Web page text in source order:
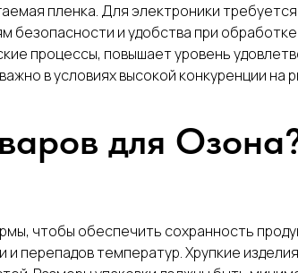
пленка. Для электроники
безопасности и удобства при
процессы, повышает уровень
в условиях высокой конкуренции на
для
чтобы обеспечить сохранность
перепадов температур. Хрупкие